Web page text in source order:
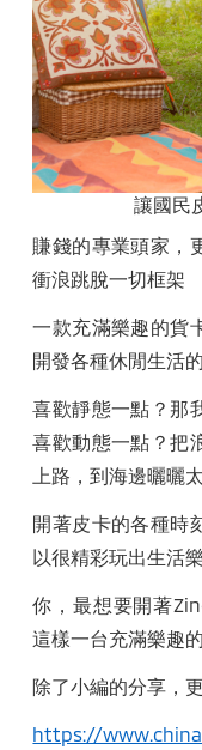
讓國民
賺錢的專業頭家，
衝浪跳脫一切框架
一款充滿樂趣的貨
開發各種休閒生活
喜歡靜態一點？那
喜歡動態一點？把
上路，到海邊曬曬太
開著皮卡的各種時
以很精彩玩出生活樂
你，最想要開著
這樣一台充滿樂趣
除了小編的分享，
https://